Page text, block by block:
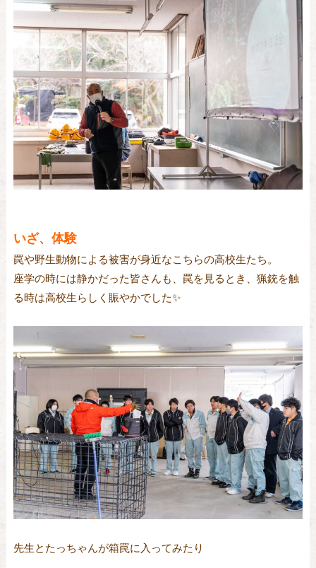
いざ、体験
罠や野生動物による被害が身近なこちらの高校生たち。
座学の時には静かだった皆さんも、罠を見るとき、猟銃を触
る時は高校生らしく賑やかでした✨
先生とたっちゃんが箱罠に入ってみたり